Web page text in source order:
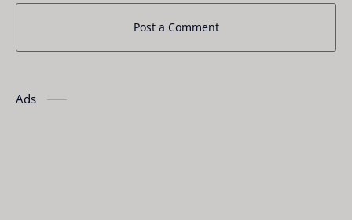
Post a Comment
Ads